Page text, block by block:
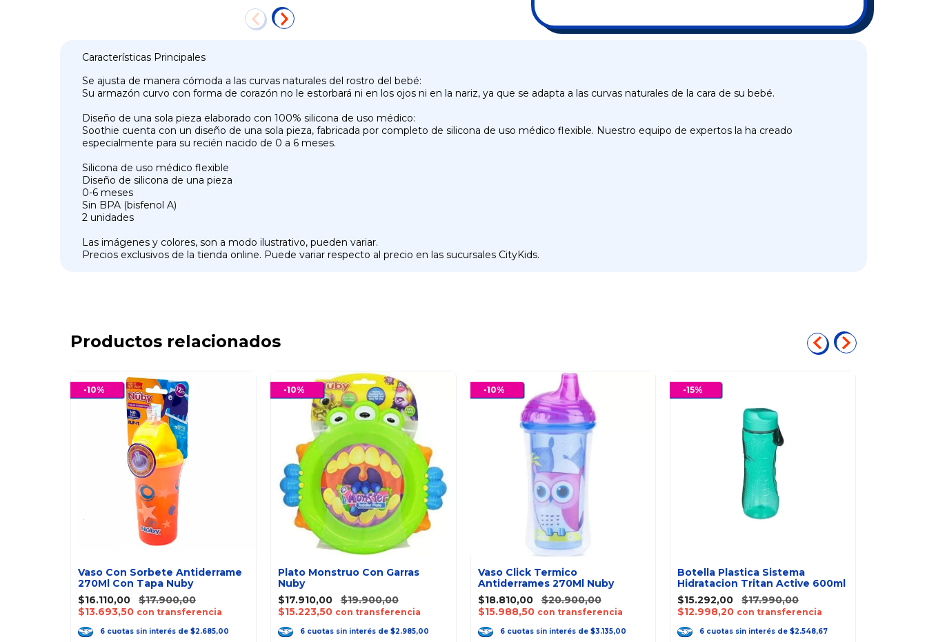
Características Principales
Se ajusta de manera cómoda a las curvas naturales del rostro del bebé:
Su armazón curvo con forma de corazón no le estorbará ni en los ojos ni en la nariz, ya que se adapta a las curvas naturales de la cara de su bebé.
Diseño de una sola pieza elaborado con 100% silicona de uso médico:
Soothie cuenta con un diseño de una sola pieza, fabricada por completo de silicona de uso médico flexible. Nuestro equipo de expertos la ha creado
especialmente para su recién nacido de 0 a 6 meses.
Silicona de uso médico flexible
Diseño de silicona de una pieza
0-6 meses
Sin BPA (bisfenol A)
2 unidades
Las imágenes y colores, son a modo ilustrativo, pueden variar.
Precios exclusivos de la tienda online. Puede variar respecto al precio en las sucursales CityKids.
Productos relacionados
-10%
Vaso Con Sorbete Antiderrame
270Ml Con Tapa Nuby
$16.110,00
$17.900,00
$13.693,50 con transferencia
6 cuotas sin interés de $2.685,00
-10%
Plato Monstruo Con Garras
Nuby
$17.910,00
$19.900,00
$15.223,50 con transferencia
6 cuotas sin interés de $2.985,00
-10%
Vaso Click Termico
Antiderrames 270Ml Nuby
$18.810,00
$20.900,00
$15.988,50 con transferencia
6 cuotas sin interés de $3.135,00
-15%
Botella Plastica Sistema
Hidratacion Tritan Active 600ml
$15.292,00
$17.990,00
$12.998,20 con transferencia
6 cuotas sin interés de$2.548,67